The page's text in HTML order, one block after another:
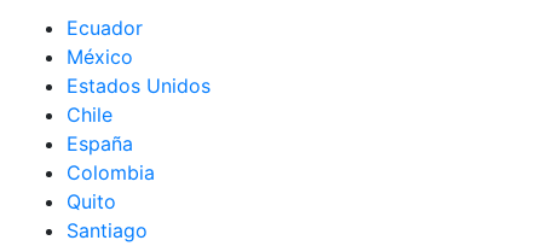
Ecuador
México
Estados Unidos
Chile
España
Colombia
Quito
Santiago